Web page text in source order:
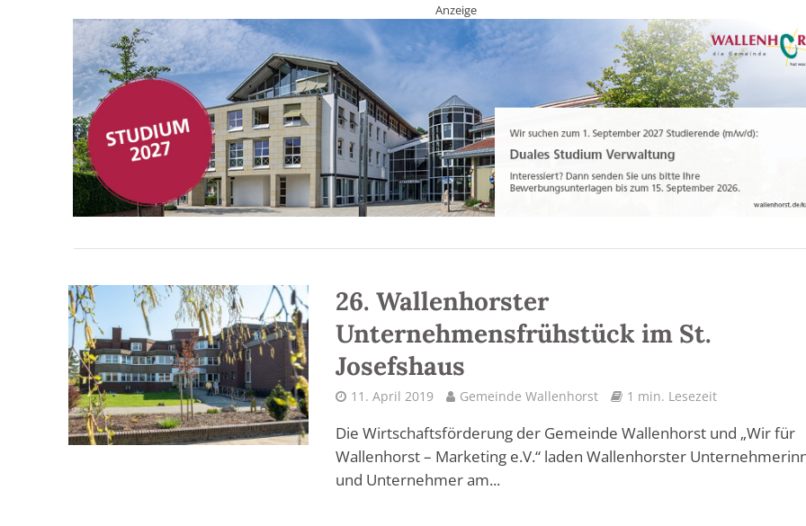
Anzeige
26. Wallenhorster
Unternehmensfrühstück im St.
Josefshaus
11. April 2019 Gemeinde Wallenhorst 1 min. Lesezeit
Die Wirtschaftsförderung der Gemeinde Wallenhorst und „Wir für
Wallenhorst – Marketing e.V.“ laden Wallenhorster
und Unternehmer am...